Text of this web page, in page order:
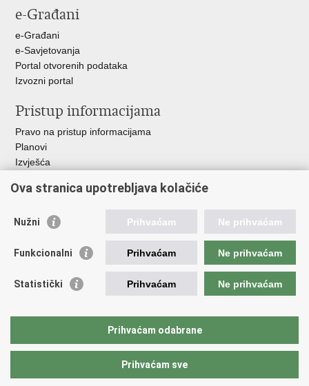
FacebookuTwitteru
e-Građani
e-Građani
e-Savjetovanja
Portal otvorenih podataka
Izvozni portal
Pristup informacijama
Pravo na pristup informacijama
Planovi
Izvješća
Vlada RH
Ured predsjednika
Ministarstvo demografije i useljeništva
HRT - Glas Hrvatske
Ova stranica upotrebljava kolačiće
Nužni Prihvaćam Ne prihvaćam
Funkcionalni Prihvaćam Ne prihvaćam
Statistički Prihvaćam Ne prihvaćam
Prihvaćam odabrane
Prihvaćam sve